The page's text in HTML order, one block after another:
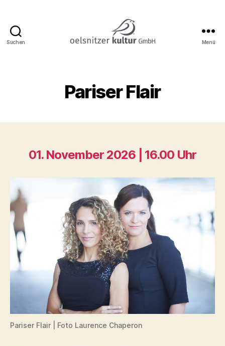
Suchen Menü
Pariser Flair
01. November 2026 | 16.00 Uhr
Pariser Flair | Foto Laurence Chaperon